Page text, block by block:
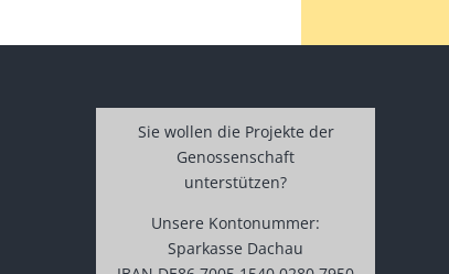
Sie wollen die Projekte der
Genossenschaft
unterstützen?
Unsere Kontonummer:
Sparkasse Dachau